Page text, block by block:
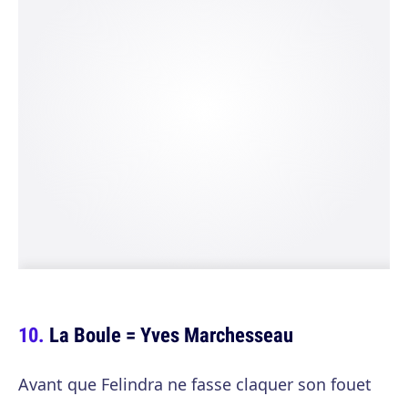
La Boule = Yves Marchesseau
Avant que Felindra ne fasse claquer son fouet